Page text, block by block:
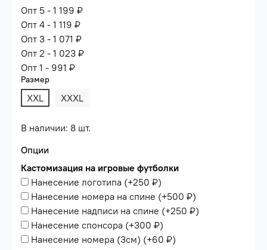
Опт 5 - 1 199 ₽
Опт 4 - 1 119 ₽
Опт 3 - 1 071 ₽
Опт 2 - 1 023 ₽
Опт 1 - 991 ₽
Размер
XXL XXXL
В наличии: 8 шт.
Опции
Кастомизация на игровые футболки
Нанесение логотипа (+250 ₽)
Нанесение номера на спине (+500 ₽)
Нанесение надписи на спине (+250 ₽)
Нанесение спонсора (+300 ₽)
Нанесение номера (3см) (+60 ₽)